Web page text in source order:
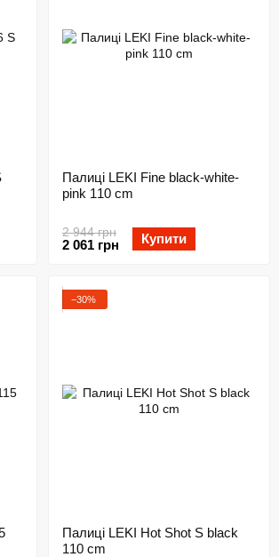
Палиці LEKI Fine black-white-
pink 110 cm
2 944 грн
2 061 грн Купити
−30%
Палиці LEKI Hot Shot S black
110 cm